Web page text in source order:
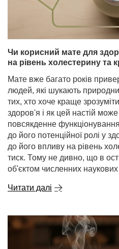
Чи корисний мате для
на рівень холестерину та
Мате вже багато років
людей, які шукають
тих, хто хоче краще
здоров'я і як цей настій
повсякденне
до його потенційної ролі у
до його впливу на рівень
тиск. Тому не дивно, що в
об'єктом численних
Читати далі